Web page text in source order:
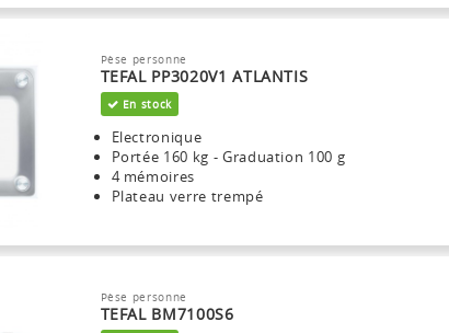
Pèse personne
TEFAL PP3020V1 ATLANTIS
En stock
Electronique
Portée 160 kg - Graduation 100 g
4 mémoires
Plateau verre trempé
Pèse personne
TEFAL BM7100S6